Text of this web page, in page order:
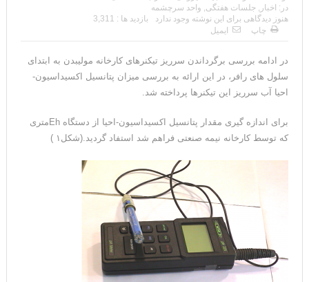
در: اخبار , جلسات هفتگی, واحد سرچشمه
هنوز دیدگاهی برای این نوشته وجود ندارد
بازدید ها : 3,311
چاپ
ایمیل
در ادامه بررسی برگرداندن سرریز تیکنرهای کارخانه مولیبدن به ابتدای
سلول های رافر، در این ارائه به بررسی میزان پتانسیل اکسیداسیون-
احیا آب سرریز این تیکنرها پرداخته شد.
برای اندازه گیری مقدار پتانسیل اکسیداسیون-احیا از دستگاه Ehمتری
که توسط کارخانه نیمه صنعتی فراهم شد استفاد گردید.(شکل۱ )